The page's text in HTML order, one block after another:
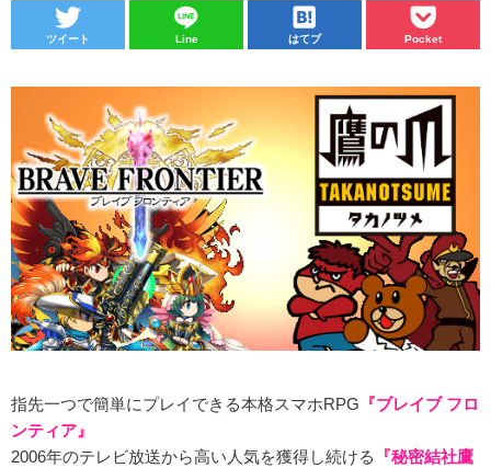
ツイート Line はてブ Pocket
指先一つで簡単にプレイできる本格スマホRPG 『ブレイブ フロ
ンティア』
2006年のテレビ放送から高い人気を獲得し続ける
『秘密結社鷹